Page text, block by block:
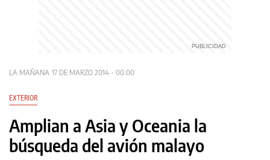
LA MAÑANA 17 DE MARZO 2014 - 00:00
EXTERIOR
Amplian a Asia y Oceania la
búsqueda del avión malayo